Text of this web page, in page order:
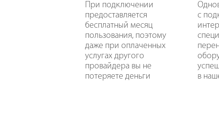
При подключении
предоставляется
бесплатный месяц
пользования, поэтому
даже при оплаченных
услугах другого
провайдера вы не
потеряете деньги
с
в